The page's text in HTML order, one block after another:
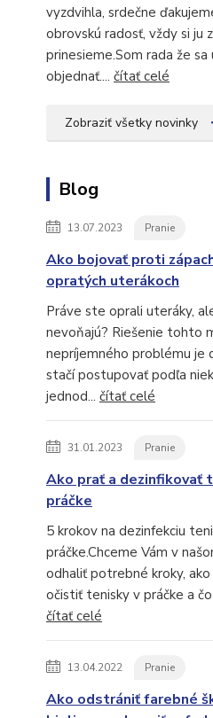
vyzdvihla, srdečne
obrovskú radosť, vždy si ju
prinesieme.Som rada že sa
objednať.... čítať celé
Zobraziť všetky novinky
Blog
13.07.2023 Pranie
Ako bojovať proti
opratých uterákoch
Práve ste oprali uteráky,
nevoňajú? Riešenie tohto
nepríjemného problému je
stačí postupovať podľa
jednod... čítať celé
31.01.2023 Pranie
Ako prať a dezinfikovať
práčke
5 krokov na dezinfekciu
práčke.Chceme Vám v
odhaliť potrebné kroky,
očistiť tenisky v práčke a čo
čítať celé
13.04.2022 Pranie
Ako odstrániť farebné